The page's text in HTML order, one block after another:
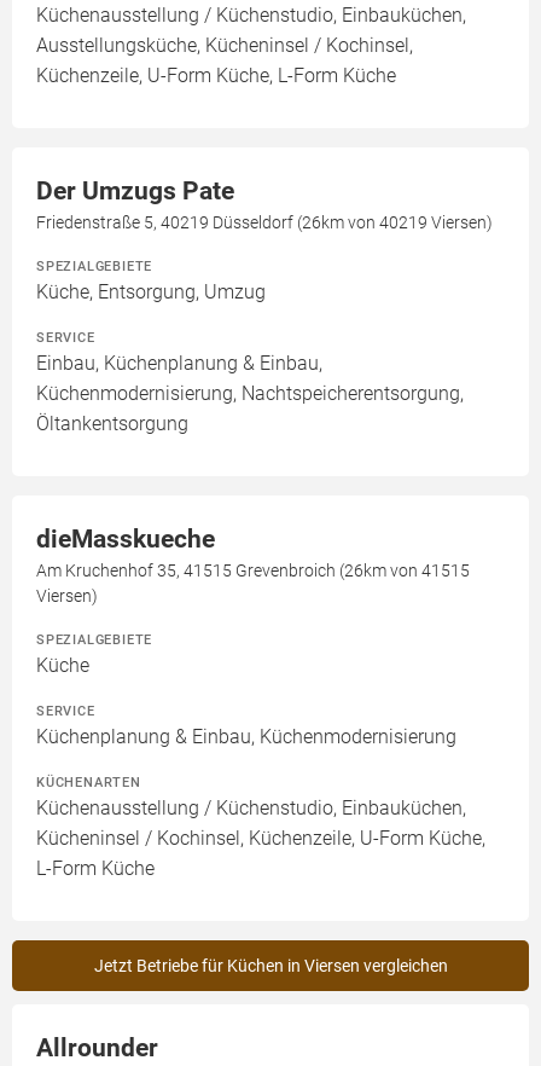
Küchenausstellung / Küchenstudio, Einbauküchen,
Ausstellungsküche, Kücheninsel / Kochinsel,
Küchenzeile, U-Form Küche, L-Form Küche
Der Umzugs Pate
Friedenstraße 5, 40219 Düsseldorf (26km von 40219 Viersen)
SPEZIALGEBIETE
Küche, Entsorgung, Umzug
SERVICE
Einbau, Küchenplanung & Einbau,
Küchenmodernisierung, Nachtspeicherentsorgung,
Öltankentsorgung
dieMasskueche
Am Kruchenhof 35, 41515 Grevenbroich (26km von 41515
Viersen)
SPEZIALGEBIETE
Küche
SERVICE
Küchenplanung & Einbau, Küchenmodernisierung
KÜCHENARTEN
Küchenausstellung / Küchenstudio, Einbauküchen,
Kücheninsel / Kochinsel, Küchenzeile, U-Form Küche,
L-Form Küche
Jetzt Betriebe für Küchen in Viersen vergleichen
Allrounder